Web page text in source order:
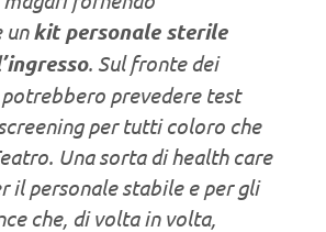
unkit personale sterile
. Sul fronte dei
prevedere test
per tutti coloro che
Una sorta di health care
il personale stabile e per gli
che, di volta in volta,